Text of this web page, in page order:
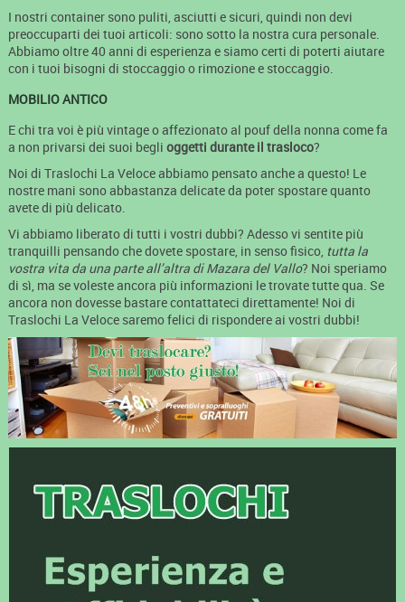
I nostri container sono puliti, asciutti e sicuri, quindi non devi
preoccuparti dei tuoi articoli: sono sotto la nostra cura personale.
Abbiamo oltre 40 anni di esperienza e siamo certi di poterti aiutare
con i tuoi bisogni di stoccaggio o rimozione e stoccaggio.
MOBILIO ANTICO
E chi tra voi è più vintage o affezionato al pouf della nonna come fa
a non privarsi dei suoi begli oggetti durante il trasloco?
Noi di Traslochi La Veloce abbiamo pensato anche a questo! Le
nostre mani sono abbastanza delicate da poter spostare quanto
avete di più delicato.
Vi abbiamo liberato di tutti i vostri dubbi? Adesso vi sentite più
tranquilli pensando che dovete spostare, in senso fisico, tutta la
vostra vita da una parte all’altra di Mazara del Vallo? Noi speriamo
di sì, ma se voleste ancora più informazioni le trovate tutte qua. Se
ancora non dovesse bastare contattateci direttamente! Noi di
Traslochi La Veloce saremo felici di rispondere ai vostri dubbi!